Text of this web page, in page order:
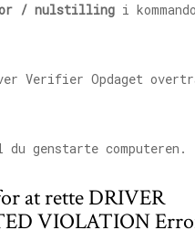
/ nulstilling i
genstarte computeren.
at rette DRIVER
VIOLATION